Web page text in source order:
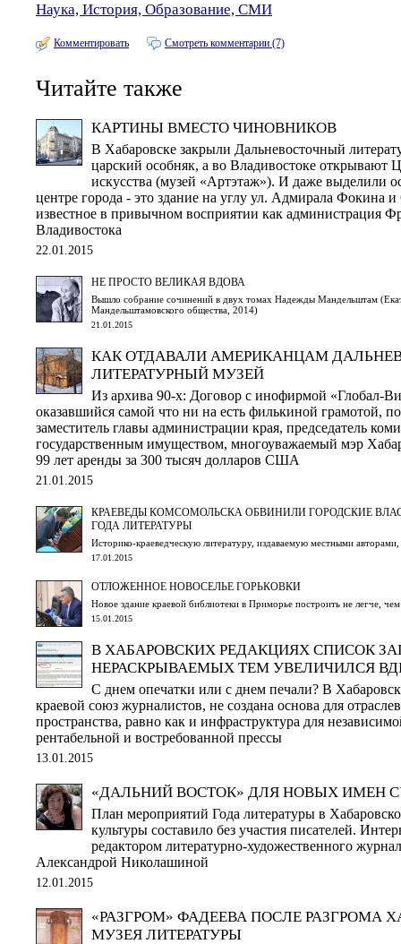
Наука, История, Образование, СМИ
Комментировать Смотреть комментарии (7)
Читайте также
КАРТИНЫ ВМЕСТО ЧИНОВНИКОВ
В Хабаровске закрыли Дальневосточный
царский особняк, а во Владивостоке открывают
искусства (музей «Артэтаж»). И даже выделили
центре города - это здание на углу ул. Адмирала Фокина и
известное в привычном восприятии как администрация
Владивостока
22.01.2015
НЕ ПРОСТО ВЕЛИКАЯ ВДОВА
Вышло собрание сочинений в двух томах Надежды Мандельштам
Мандельштамовского общества, 2014)
21.01.2015
КАК ОТДАВАЛИ АМЕРИКАНЦАМ
ЛИТЕРАТУРНЫЙ МУЗЕЙ
Из архива 90-х: Договор с инофирмой «Глобал-
оказавшийся самой что ни на есть филькиной грамотой,
заместитель главы администрации края, председатель
государственным имуществом, многоуважаемый мэр
99 лет аренды за 300 тысяч долларов США
21.01.2015
КРАЕВЕДЫ КОМСОМОЛЬСКА ОБВИНИЛИ ГОРОДСКИЕ
ГОДА ЛИТЕРАТУРЫ
Историко-краеведческую литературу, издаваемую местными авторами,
17.01.2015
ОТЛОЖЕННОЕ НОВОСЕЛЬЕ ГОРЬКОВКИ
Новое здание краевой библиотеки в Приморье построить не легче,
15.01.2015
В ХАБАРОВСКИХ РЕДАКЦИЯХ СПИСОК
НЕРАСКРЫВАЕМЫХ ТЕМ УВЕЛИЧИЛСЯ
С днем опечатки или с днем печали? В
краевой союз журналистов, не создана основа для
пространства, равно как и инфраструктура для
рентабельной и востребованной прессы
13.01.2015
«ДАЛЬНИЙ ВОСТОК» ДЛЯ НОВЫХ ИМЕН
План мероприятий Года литературы в
культуры составило без участия писателей.
редактором литературно-художественного
Александрой Николашиной
12.01.2015
«РАЗГРОМ» ФАДЕЕВА ПОСЛЕ РАЗГРОМА
МУЗЕЯ ЛИТЕРАТУРЫ